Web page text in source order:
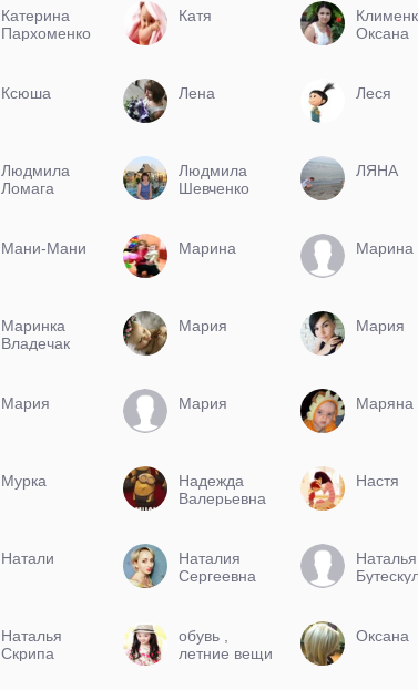
Катерина
Пархоменко
Катя
Оксана
Ксюша Лена Леся
Людмила
Ломага
Людмила
Шевченко
ЛЯНА
Мани-Мани Марина Марина
Маринка
Владечак
Мария Мария
Мария Мария Маряна
Мурка
Надежда
Валерьевна
Настя
Натали
Наталия
Сергеевна
Наталья
Наталья
Скрипа
обувь ,
летние вещи
Оксана